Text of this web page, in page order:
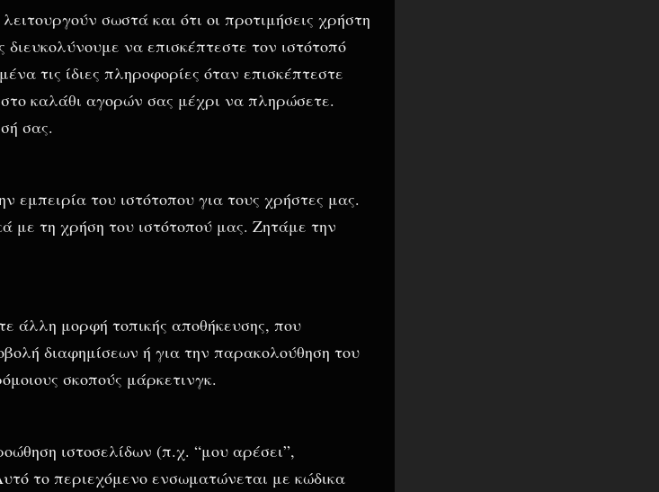
σωστά και ότι οι προτιμήσεις χρήστη
να επισκέπτεστε τον ιστότοπό
τις ίδιες πληροφορίες όταν επισκέπτεστε
καλάθι αγορών σας μέχρι να πληρώσετε.
σας.
εμπειρία του ιστότοπου για τους χρήστες μας.
με τη χρήση του ιστότοπού μας. Ζητάμε την
άλλη μορφή τοπικής αποθήκευσης, που
διαφημίσεων ή για την παρακολούθηση του
σκοπούς μάρκετινγκ.
ιστοσελίδων (π.χ. “μου αρέσει”,
το περιεχόμενο ενσωματώνεται με κώδικα